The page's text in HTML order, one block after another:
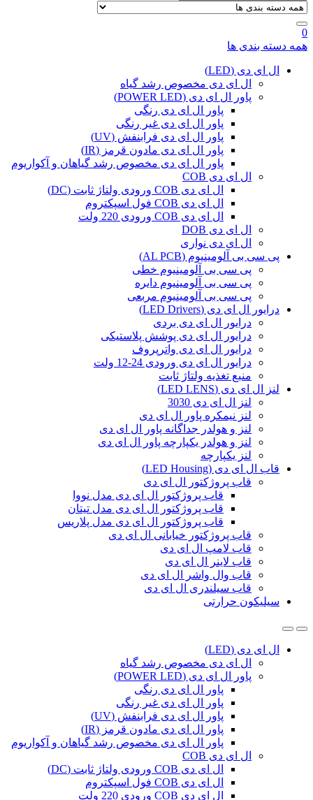
0
همه دسته بندی ها
ال ای دی (LED)
ال ای دی مخصوص رشد گیاه
پاور ال ای دی (POWER LED)
پاور ال ای دی رنگی
پاور ال ای دی غیر رنگی
پاور ال ای دی فرابنفش (UV)
پاور ال ای دی مادون قرمز (IR)
پاور ال ای دی مخصوص رشد گیاهان و آکواریوم
ال ای دی COB
ال ای دی COB ورودی ولتاژ ثابت (DC)
ال ای دی COB فول اسپکتروم
ال ای دی COB ورودی 220 ولت
ال ای دی DOB
ال ای دی نواری
پی سی بی آلومینیوم (AL PCB)
پی سی بی آلومینیوم خطی
پی سی بی آلومینیوم دایره
پی سی بی آلومینیوم مربعی
درایور ال ای دی (LED Drivers)
درایور ال ای دی بردی
درایور ال ای دی پوشش پلاستیکی
درایور ال ای دی واترپروف
درایور ال ای دی ورودی 24-12 ولت
منبع تغذیه ولتاژ ثابت
لنز ال ای دی (LED LENS)
لنز ال ای دی 3030
لنز نیمکره پاور ال ای دی
لنز و هولدر جداگانه پاور ال ای دی
لنز و هولدر یکپارچه پاور ال ای دی
لنز یکپارچه
قاب ال ای دی (LED Housing)
قاب پروژکتور ال ای دی
قاب پروژکتور ال ای دی مدل نووا
قاب پروژکتور ال ای دی مدل تیتان
قاب پروژکتور ال ای دی مدل پلاریس
قاب پروژکتور خیابانی ال ای دی
قاب لامپ ال ای دی
قاب لاینر ال ای دی
قاب وال واشر ال ای دی
قاب سیلندری ال ای دی
سیلیکون حرارتی
ال ای دی (LED)
ال ای دی مخصوص رشد گیاه
پاور ال ای دی (POWER LED)
پاور ال ای دی رنگی
پاور ال ای دی غیر رنگی
پاور ال ای دی فرابنفش (UV)
پاور ال ای دی مادون قرمز (IR)
پاور ال ای دی مخصوص رشد گیاهان و آکواریوم
ال ای دی COB
ال ای دی COB ورودی ولتاژ ثابت (DC)
ال ای دی COB فول اسپکتروم
ال ای دی COB ورودی 220 ولت